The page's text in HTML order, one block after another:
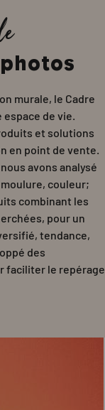
murale, le Cadre
espace de vie.
et solutions
en point de vente.
avons analysé
couleur;
combinant les
pour un
tendance,
des
faciliter le repérage